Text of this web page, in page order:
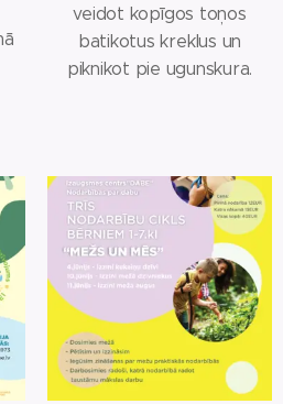
veidot kopīgos toņos
batikotus kreklus un
piknikot pie ugunskura.